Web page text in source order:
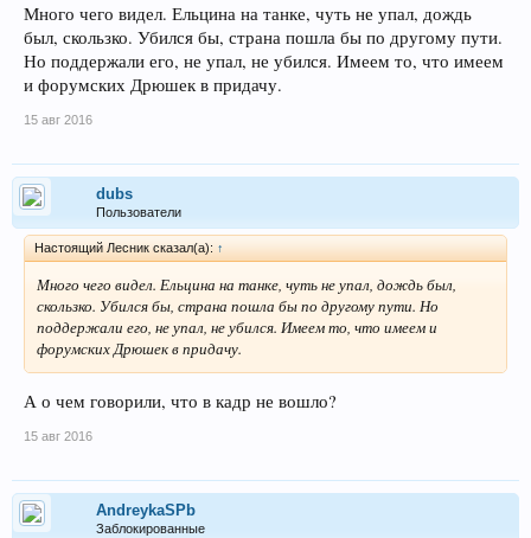
Много чего видел. Ельцина на танке, чуть не упал, дождь
был, скользко. Убился бы, страна пошла бы по другому пути.
Но поддержали его, не упал, не убился. Имеем то, что имеем
и форумских Дрюшек в придачу.
15 авг 2016
dubs
Пользователи
Настоящий Лесник сказал(а): ↑
Много чего видел. Ельцина на танке, чуть не упал, дождь был,
скользко. Убился бы, страна пошла бы по другому пути. Но
поддержали его, не упал, не убился. Имеем то, что имеем и
форумских Дрюшек в придачу.
А о чем говорили, что в кадр не вошло?
15 авг 2016
AndreykaSPb
Заблокированные